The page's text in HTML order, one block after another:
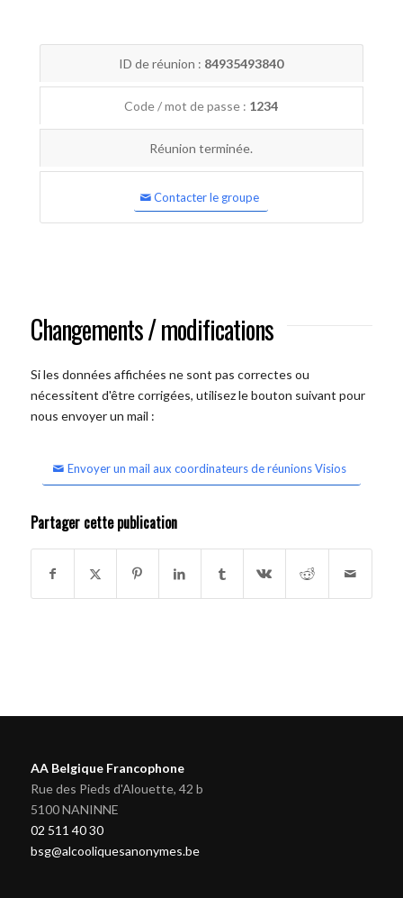
ID de réunion : 84935493840
Code / mot de passe : 1234
Réunion terminée.
Contacter le groupe
Changements / modifications
Si les données affichées ne sont pas correctes ou
nécessitent d'être corrigées, utilisez le bouton suivant pour
nous envoyer un mail :
Envoyer un mail aux coordinateurs de réunions Visios
Partager cette publication
AA Belgique Francophone
Rue des Pieds d'Alouette, 42 b
5100 NANINNE
02 511 40 30
bsg@alcooliquesanonymes.be